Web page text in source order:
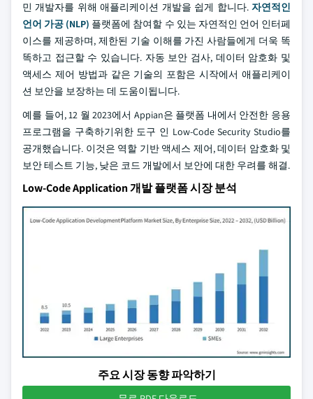
민 개발자를 위해 애플리케이션 개발을 쉽게 합니다. 자연적인
언어 가공 (NLP) 플랫폼에 참여할 수 있는 자연적인 언어 인터페
이스를 제공하며, 제한된 기술 이해를 가진 사람들에게 더욱 똑
똑하고 접근할 수 있습니다. 자동 보안 검사, 데이터 암호화 및
액세스 제어 방법과 같은 기술의 포함은 시작에서 애플리케이
션 보안을 보장하는 데 도움이됩니다.
예를 들어, 12 월 2023에서 Appian은 플랫폼 내에서 안전한 응용
프로그램을 구축하기위한 도구 인 Low-Code Security Studio를
공개했습니다. 이것은 역할 기반 액세스 제어, 데이터 암호화 및
보안 테스트 기능, 낮은 코드 개발에서 보안에 대한 우려를 해결.
Low-Code Application 개발 플랫폼 시장 분석
주요 시장 동향 파악하기